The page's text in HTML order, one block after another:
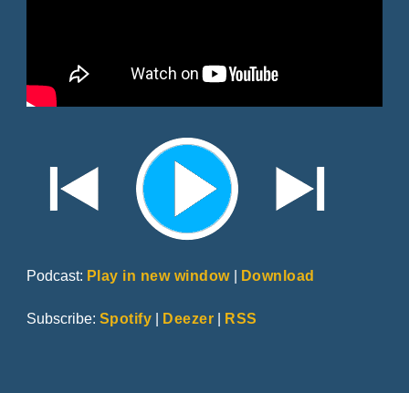
Podcast: Play in new window| Download
Subscribe: Spotify | Deezer | RSS